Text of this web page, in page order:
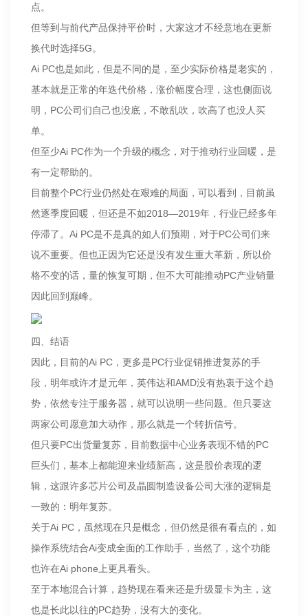
点。
但等到与前代产品保持平价时，大家这才不经意地在更新
换代时选择5G。
Ai PC也是如此，但是不同的是，至少实际价格是老实的，
基本就是正常的年迭代价格，涨价幅度合理，这也侧面说
明，PC公司们自己也没底，不敢乱吹，吹高了也没人买
单。
但至少Ai PC作为一个升级的概念，对于推动行业回暖，是
有一定帮助的。
目前整个PC行业仍然处在艰难的局面，可以看到，目前虽
然逐季度回暖，但还是不如2018—2019年，行业已经多年
停滞了。Ai PC是不是真的如人们预期，对于PC公司们来
说不重要。但也正因为它还是没有发生重大革新，所以价
格不变的话，量的恢复可期，但不大可能推动PC产业销量
因此回到巅峰。
四、结语
因此，目前的Ai PC，更多是PC行业促销推进复苏的手
段，明年或许才是元年，英伟达和AMD没有热衷于这个趋
势，依然专注于服务器，就可以说明一些问题。但只要这
两家公司愿意加大动作，那么就是一个转折信号。
但只要PC出货量复苏，目前数据中心业务表现不错的PC
巨头们，基本上都能迎来业绩新高，这是股价表现的逻
辑，这跟许多芯片公司及晶圆制造设备公司大涨的逻辑是
一致的：明年复苏。
关于Ai PC，虽然现在只是概念，但仍然是很有看点的，如
操作系统结合Ai变成全面的工作助手，当然了，这个功能
也许在Ai phone上更具看头。
至于本地混合计算，趋势现在看来还是升级显卡为主，这
也是长此以往的PC趋势，没有大的变化。